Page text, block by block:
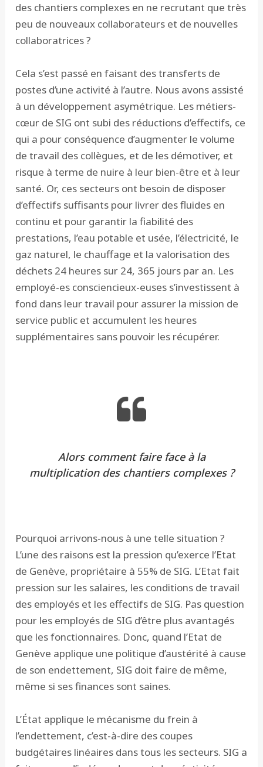
des chantiers complexes en ne recrutant que très
peu de nouveaux collaborateurs et de nouvelles
collaboratrices ?
Cela s’est passé en faisant des transferts de
postes d’une activité à l’autre. Nous avons assisté
à un développement asymétrique. Les métiers-
cœur de SIG ont subi des réductions d’effectifs, ce
qui a pour conséquence d’augmenter le volume
de travail des collègues, et de les démotiver, et
risque à terme de nuire à leur bien-être et à leur
santé. Or, ces secteurs ont besoin de disposer
d’effectifs suffisants pour livrer des fluides en
continu et pour garantir la fiabilité des
prestations, l’eau potable et usée, l’électricité, le
gaz naturel, le chauffage et la valorisation des
déchets 24 heures sur 24, 365 jours par an. Les
employé-es consciencieux-euses s’investissent à
fond dans leur travail pour assurer la mission de
service public et accumulent les heures
supplémentaires sans pouvoir les récupérer.
Alors comment faire face à la
multiplication des chantiers complexes ?
Pourquoi arrivons-nous à une telle situation ?
L’une des raisons est la pression qu’exerce l’Etat
de Genève, propriétaire à 55% de SIG. L’Etat fait
pression sur les salaires, les conditions de travail
des employés et les effectifs de SIG. Pas question
pour les employés de SIG d’être plus avantagés
que les fonctionnaires. Donc, quand l’Etat de
Genève applique une politique d’austérité à cause
de son endettement, SIG doit faire de même,
même si ses finances sont saines.
L’État applique le mécanisme du frein à
l’endettement, c’est-à-dire des coupes
budgétaires linéaires dans tous les secteurs. SIG a